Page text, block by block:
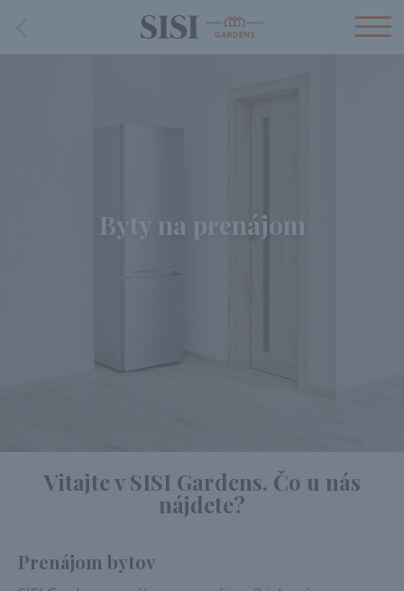
Byty na prenájom
Vitajte v SISI Gardens. Čo u nás
nájdete?
Prenájom bytov